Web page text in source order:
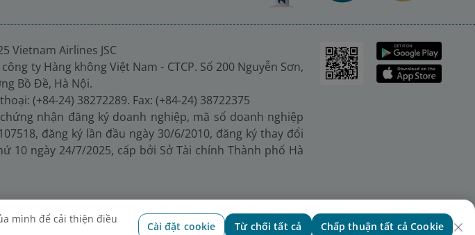
Vietnam Airlines JSC
ty Hàng không Việt Nam - CTCP. Số 200 Nguyễn Sơn,
Bồ Đề, Hà Nội.
(+84-24) 38272289. Fax: (+84-24) 38722375
nhận đăng ký doanh nghiệp, mã số doanh nghiệp
đăng ký lần đầu ngày 30/6/2010, đăng ký thay đổi
10 ngày 24/7/2025, cấp bởi Sở Tài chính Thành phố Hà
mình để cải thiện điều
Cài đặt cookie Từ chối tất cả Chấp thuận tất cả Cookie